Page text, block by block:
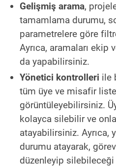
Gelişmiş arama,
tamamlama durumu,
parametrelere göre
Ayrıca, aramaları ekip
da yapabilirsiniz.
Yönetici kontrolleri ile
tüm üye ve misafir
görüntüleyebilirsiniz.
kolayca silebilir ve
atayabilirsiniz. Ayrıca,
durumu atayarak,
düzenleyip